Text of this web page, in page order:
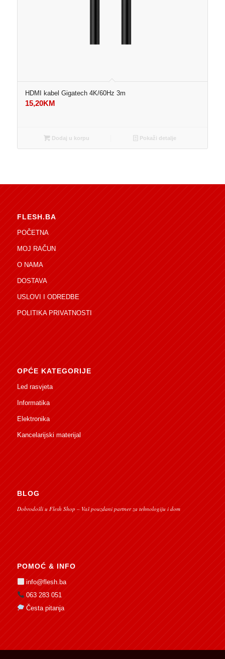
HDMI kabel Gigatech 4K/60Hz 3m
15,20KM
Dodaj u korpu Pokaži detalje
FLESH.BA
POČETNA
MOJ RAČUN
O NAMA
DOSTAVA
USLOVI I ODREDBE
POLITIKA PRIVATNOSTI
OPĆE KATEGORIJE
Led rasvjeta
Informatika
Elektronika
Kancelarijski materijal
BLOG
Dobrodošli u Flesh Shop – Vaš pouzdani partner za tehnologiju i dom
POMOĆ & INFO
info@flesh.ba
063 283 051
Česta pitanja